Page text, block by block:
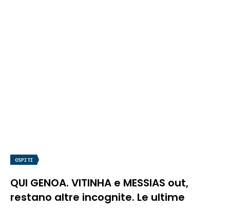
OSPITI
QUI GENOA. VITINHA e MESSIAS out,
restano altre incognite. Le ultime